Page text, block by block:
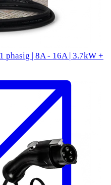
phasig | 8A - 16A | 3.7kW +